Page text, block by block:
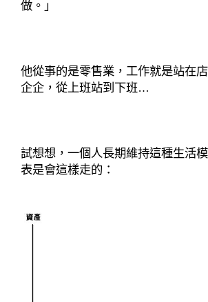
做。」
他從事的是零售業，工作就是站在
企企，從上班站到下班…
試想想，一個人長期維持這種生活
表是會這樣走的：